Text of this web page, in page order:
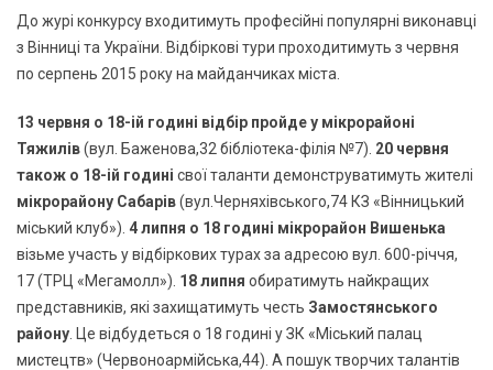
До журі конкурсу входитимуть професійні популярні виконавці
з Вінниці та України. Відбіркові тури проходитимуть з червня
по серпень 2015 року на майданчиках міста.
13 червня о 18-ій годині відбір пройде у мікрорайоні
Тяжилів(вул. Баженова,32 бібліотека-філія №7). 20 червня
також о 18-ій годині свої таланти демонструватимуть жителі
мікрорайону Сабарів(вул.Черняхівського,74 КЗ «Вінницький
міський клуб»). 4 липня о 18 годині мікрорайон Вишенька
візьме участь у відбіркових турах за адресою вул. 600-річчя,
17 (ТРЦ «Мегамолл»). 18 липня обиратимуть найкращих
представників, які захищатимуть честь Замостянського
району . Це відбудеться о 18 годині у ЗК «Міський палац
мистецтв» (Червоноармійська,44). А пошук творчих талантів